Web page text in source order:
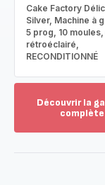
Cake Factory
Silver, Machine à
5 prog, 10
rétroéclairé,
RECONDITIONNÉ
Découvrir la
complète